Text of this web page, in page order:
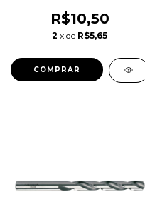
R$10,50
2 x de R$5,65